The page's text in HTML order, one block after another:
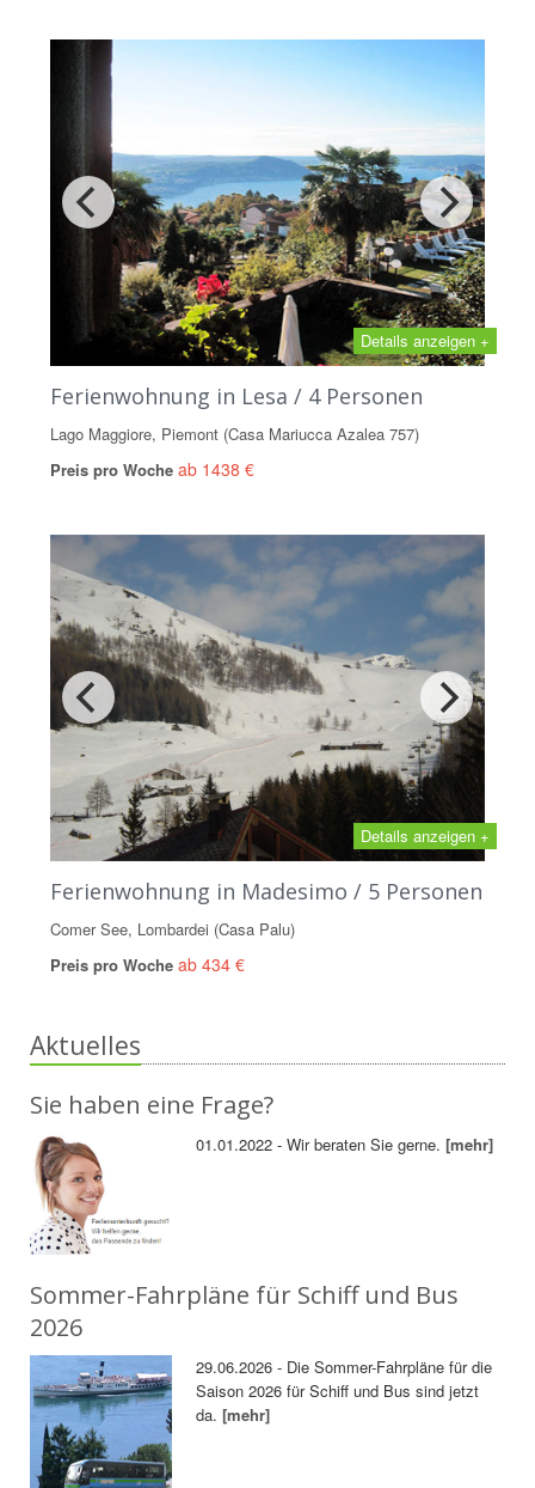
Details anzeigen +
Ferienwohnung in Lesa / 4 Personen
Lago Maggiore, Piemont (Casa Mariucca Azalea 757)
Preis pro Woche ab 1438 €
Details anzeigen +
Ferienwohnung in Madesimo / 5 Personen
Comer See, Lombardei (Casa Palu)
Preis pro Woche ab 434 €
Aktuelles
Sie haben eine Frage?
01.01.2022 - Wir beraten Sie gerne.[mehr]
Sommer-Fahrpläne für Schiff und Bus
2026
29.06.2026 - Die Sommer-Fahrpläne für die
Saison 2026 für Schiff und Bus sind jetzt
da.[mehr]